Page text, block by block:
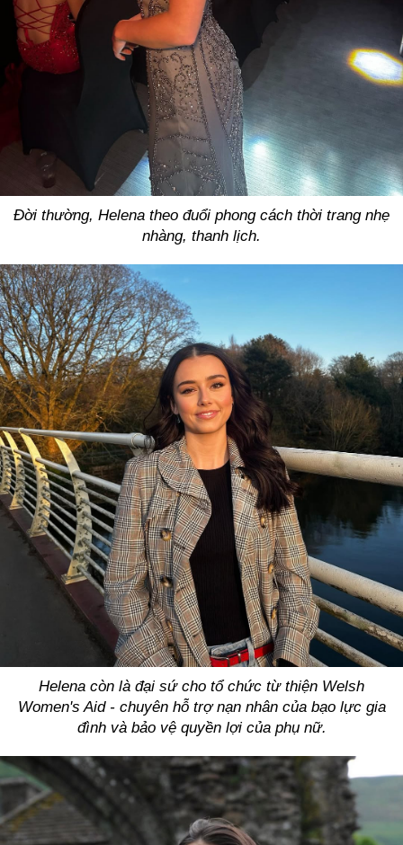
Đời thường, Helena theo đuổi phong cách thời trang nhẹ
nhàng, thanh lịch.
Helena còn là đại sứ cho tổ chức từ thiện Welsh
Women's Aid - chuyên hỗ trợ nạn nhân của bạo lực gia
đình và bảo vệ quyền lợi của phụ nữ.